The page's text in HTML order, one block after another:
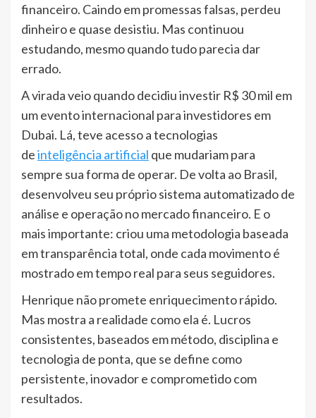
financeiro. Caindo em promessas falsas, perdeu
dinheiro e quase desistiu. Mas continuou
estudando, mesmo quando tudo parecia dar
errado.
A virada veio quando decidiu investir R$ 30 mil em
um evento internacional para investidores em
Dubai. Lá, teve acesso a tecnologias
deinteligência artificial que mudariam para
sempre sua forma de operar. De volta ao Brasil,
desenvolveu seu próprio sistema automatizado de
análise e operação no mercado financeiro. E o
mais importante: criou uma metodologia baseada
em transparência total, onde cada movimento é
mostrado em tempo real para seus seguidores.
Henrique não promete enriquecimento rápido.
Mas mostra a realidade como ela é. Lucros
consistentes, baseados em método, disciplina e
tecnologia de ponta, que se define como
persistente, inovador e comprometido com
resultados.